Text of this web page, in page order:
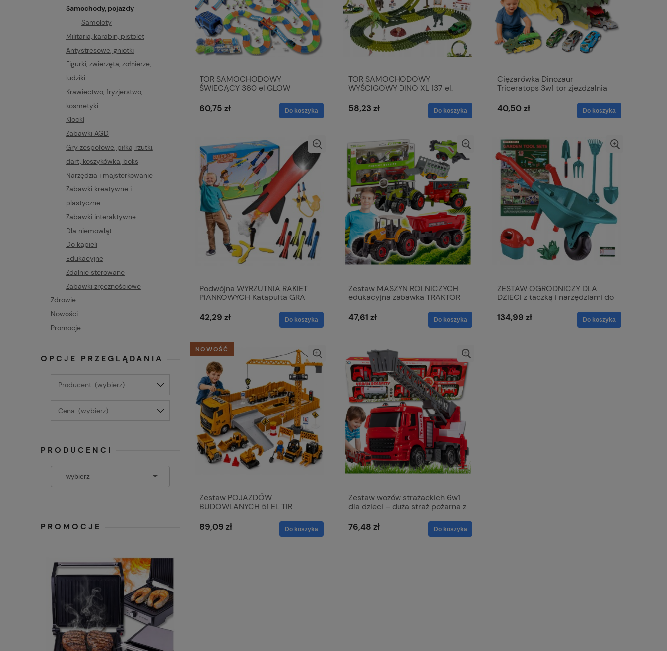
Samochody, pojazdy
Samoloty
Militaria, karabin, pistolet
Antystresowe, gniotki
Figurki, zwierzęta, żołnierze,
ludziki
Krawiectwo, fryzjerstwo,
kosmetyki
Klocki
Zabawki AGD
Gry zespołowe, piłka, rzutki,
dart, koszykówka, boks
Narzędzia i majsterkowanie
Zabawki kreatywne i
plastyczne
Zabawki interaktywne
Dla niemowląt
Do kąpieli
Edukacyjne
Zdalnie sterowane
Zabawki zręcznościowe
Zdrowie
Nowości
Promocje
OPCJE PRZEGLĄDANIA
Producent: (wybierz)
Cena: (wybierz)
PRODUCENCI
PROMOCJE
TOR SAMOCHODOWY
ŚWIECĄCY 360 el GLOW
WYŚCIGOWY SKŁADANY
60,75 zł Do koszyka
TOR SAMOCHODOWY
WYŚCIGOWY DINO XL 137 el.
58,23 zł Do koszyka
Ciężarówka Dinozaur
Triceratops 3w1 tor zjeżdżalnia
40,50 zł Do koszyka
Podwójna WYRZUTNIA RAKIET
PIANKOWYCH Katapulta GRA
42,29 zł Do koszyka
Zestaw MASZYN ROLNICZYCH
edukacyjna zabawka TRAKTOR
47,61 zł Do koszyka
ZESTAW OGRODNICZY DLA
DZIECI z taczką i narzędziami do
134,99 zł Do koszyka
Zestaw POJAZDÓW
BUDOWLANYCH 51 EL TIR
budowy
89,09 zł Do koszyka
NOWOŚĆ
Zestaw wozów strażackich 6w1
dla dzieci – duża straż pożarna z
cysterną
76,48 zł Do koszyka